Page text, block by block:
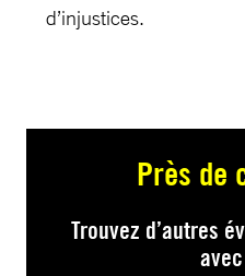
d’injustices.
Près de
Trouvez d’autres